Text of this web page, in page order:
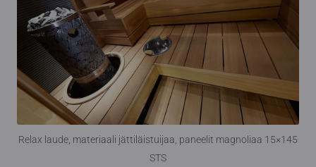
Relax laude, materiaali jättiläistuijaa, paneelit magnoliaa 15×145
STS